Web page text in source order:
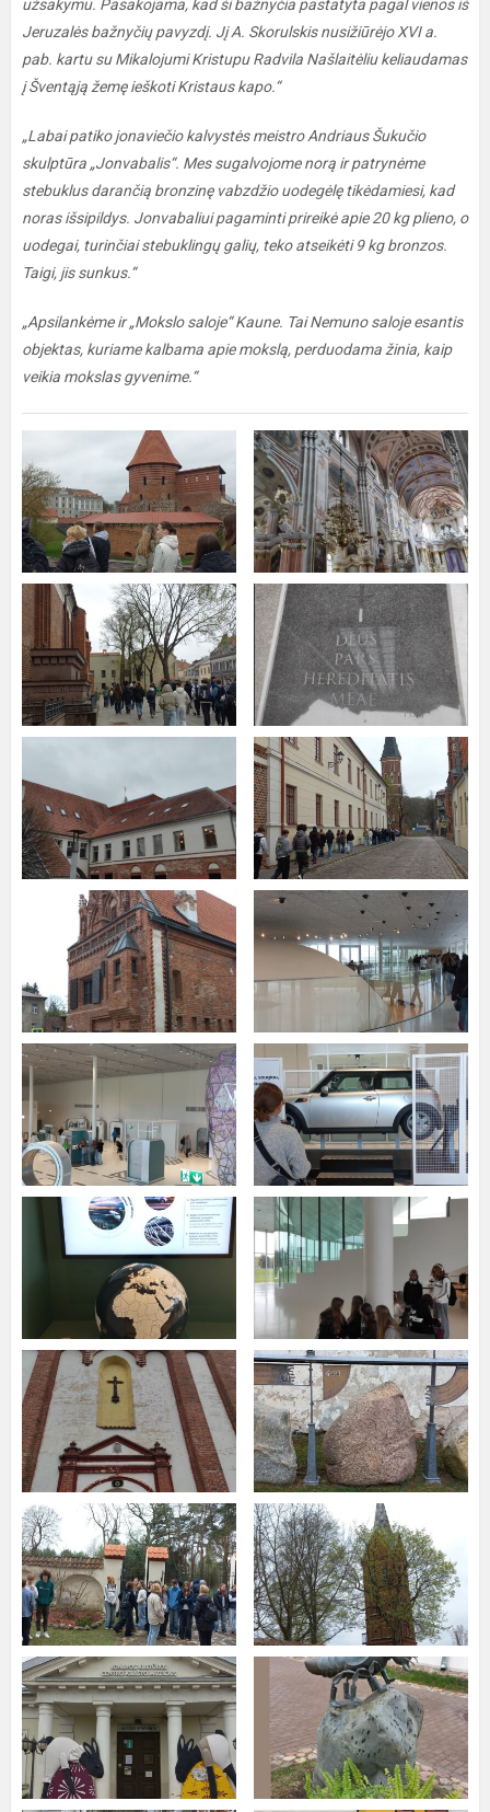
užsakymu. Pasakojama, kad ši bažnyčia pastatyta pagal vienos iš
Jeruzalės bažnyčių pavyzdį. Jį A. Skorulskis nusižiūrėjo XVI a.
pab. kartu su Mikalojumi Kristupu Radvila Našlaitėliu keliaudamas
į Šventąją žemę ieškoti Kristaus kapo.“
„Labai patiko jonaviečio kalvystės meistro Andriaus Šukučio
skulptūra „Jonvabalis“. Mes sugalvojome norą ir patrynėme
stebuklus darančią bronzinę vabzdžio uodegėlę tikėdamiesi, kad
noras išsipildys. Jonvabaliui pagaminti prireikė apie 20 kg plieno, o
uodegai, turinčiai stebuklingų galių, teko atseikėti 9 kg bronzos.
Taigi, jis sunkus.“
„Apsilankėme ir „Mokslo saloje“ Kaune. Tai Nemuno saloje esantis
objektas, kuriame kalbama apie mokslą, perduodama žinia, kaip
veikia mokslas gyvenime.“